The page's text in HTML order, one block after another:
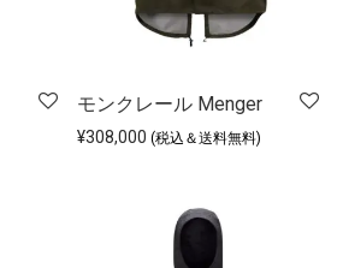
モンクレール Menger
¥308,000 (税込＆送料無料)